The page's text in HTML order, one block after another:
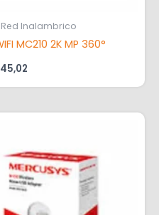
Inalambrico
MC210 2K MP 360°